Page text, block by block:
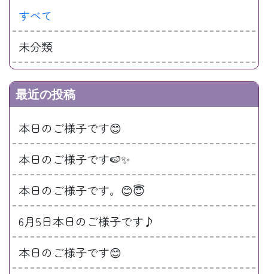
すべて
未分類
最近の投稿
本日のご様子です😊
本日のご様子です🍉✨
本日のご様子です。😊😇
6月5日本日のご様子です♪
本日のご様子です😊